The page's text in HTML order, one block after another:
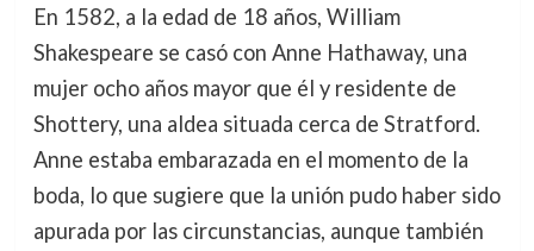
En 1582, a la edad de 18 años, William
Shakespeare se casó con Anne Hathaway, una
mujer ocho años mayor que él y residente de
Shottery, una aldea situada cerca de Stratford.
Anne estaba embarazada en el momento de la
boda, lo que sugiere que la unión pudo haber sido
apurada por las circunstancias, aunque también